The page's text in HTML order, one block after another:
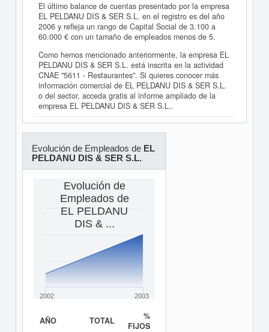
El último balance de cuentas presentado por la empresa
EL PELDANU DIS & SER S.L. en el registro es del año
2006 y refleja un rango de Capital Social de 3.100 a
60.000 € con un tamaño de empleados menos de 5.
Como hemos mencionado anteriormente, la empresa EL
PELDANU DIS & SER S.L. está inscrita en la actividad
CNAE "5611 - Restaurantes". Si quieres conocer más
información comercial de EL PELDANU DIS & SER S.L.
o del sector, acceda gratis al informe ampliado de la
empresa EL PELDANU DIS & SER S.L..
Evolución de Empleados de EL
PELDANU DIS & SER S.L.
Evolución de
Empleados de
EL PELDANU
DIS & ...
2002 2003
AÑO TOTAL
%
FIJOS